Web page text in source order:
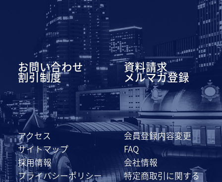
お問い合わせ 資料請求
割引制度 メルマガ登録
アクセス
会員登録内容変更
サイトマップ
FAQ
採用情報
会社情報
プライバシーポリシー
特定商取引に関する